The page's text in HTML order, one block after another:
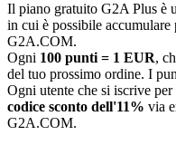
Il piano gratuito G2A Plus è
in cui è possibile
G2A.COM.
Ogni 100 punti = 1 EUR,
del tuo prossimo ordine. I
Ogni utente che si iscrive
codice sconto dell'11% via
G2A.COM.